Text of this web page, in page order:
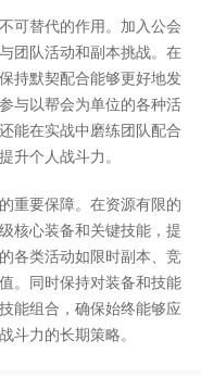
可替代的作用。加入公会
团队活动和副本挑战。在
持默契配合能够更好地发
与以帮会为单位的各种活
能在实战中磨练团队配合
升个人战斗力。
重要保障。在资源有限的
核心装备和关键技能，提
各类活动如限时副本、竞
。同时保持对装备和技能
能组合，确保始终能够应
斗力的长期策略。